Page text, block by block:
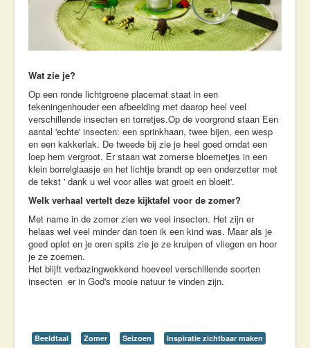
Wat zie je?
Op een ronde lichtgroene placemat staat in een
tekeningenhouder een afbeelding met daarop heel veel
verschillende insecten en torretjes.Op de voorgrond staan Een
aantal 'echte' insecten: een sprinkhaan, twee bijen, een wesp
en een kakkerlak. De tweede bij zie je heel goed omdat een
loep hem vergroot. Er staan wat zomerse bloemetjes in een
klein borrelglaasje en het lichtje brandt op een onderzetter met
de tekst ' dank u wel voor alles wat groeit en bloeit'.
Welk verhaal vertelt deze kijktafel voor de zomer?
Met name in de zomer zien we veel insecten. Het zijn er
helaas wel veel minder dan toen ik een kind was. Maar als je
goed oplet en je oren spits zie je ze kruipen of vliegen en hoor
je ze zoemen.
Het blijft verbazingwekkend hoeveel verschillende soorten
insecten er in God's mooie natuur te vinden zijn.
Beeldtaal Zomer Seizoen Inspiratie zichtbaar maken